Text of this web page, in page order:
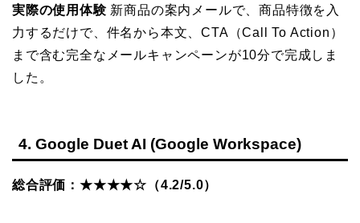
実際の使用体験新商品の案内メールで、商品特徴を入
力するだけで、件名から本文、CTA（Call To Action）
まで含む完全なメールキャンペーンが10分で完成しま
した。
4. Google Duet AI (Google Workspace)
総合評価：★★★★☆（4.2/5.0）